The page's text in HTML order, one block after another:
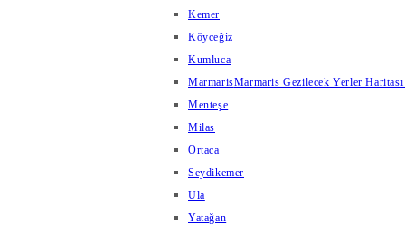
Kemer
Köyceğiz
Kumluca
MarmarisMarmaris Gezilecek Yerler
Menteşe
Milas
Ortaca
Seydikemer
Ula
Yatağan